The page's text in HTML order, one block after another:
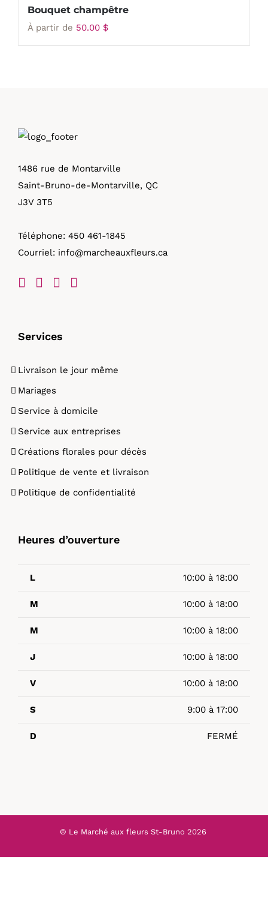
Bouquet champêtre
À partir de 50.00 $
1486 rue de Montarville
Saint-Bruno-de-Montarville, QC
J3V 3T5
Téléphone: 450 461-1845
Courriel: info@marcheauxfleurs.ca
Services
Livraison le jour même
Mariages
Service à domicile
Service aux entreprises
Créations florales pour décès
Politique de vente et livraison
Politique de confidentialité
Heures d’ouverture
L 10:00 à 18:00
M 10:00 à 18:00
M 10:00 à 18:00
J 10:00 à 18:00
V 10:00 à 18:00
S 9:00 à 17:00
D FERMÉ
© Le Marché aux fleurs St-Bruno 2026